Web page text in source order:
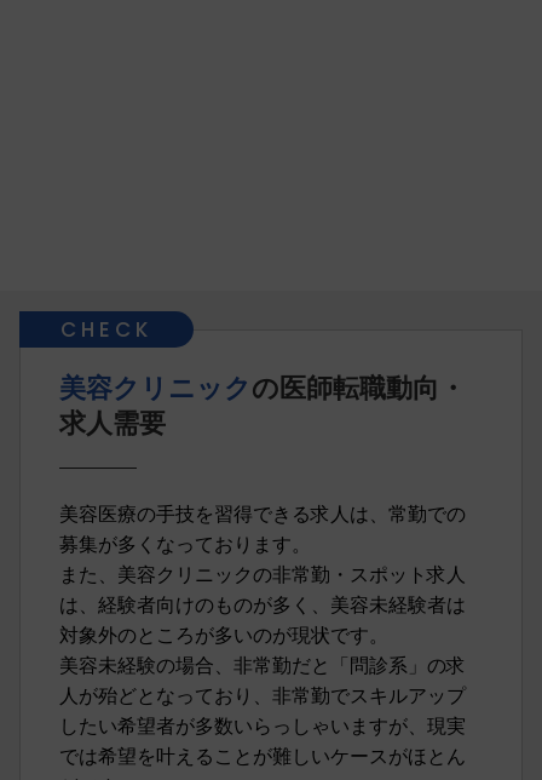
美容クリニックの医師転職動向・
求人需要
美容医療の手技を習得できる求人は、常勤での
募集が多くなっております。
また、美容クリニックの非常勤・スポット求人
は、経験者向けのものが多く、美容未経験者は
対象外のところが多いのが現状です。
美容未経験の場合、非常勤だと「問診系」の求
人が殆どとなっており、非常勤でスキルアップ
したい希望者が多数いらっしゃいますが、現実
では希望を叶えることが難しいケースがほとん